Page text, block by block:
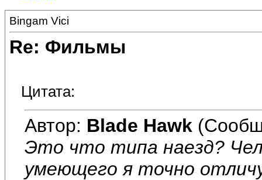
Bingam Vici
Re: Фильмы
Цитата:
Автор: Blade Hawk
Это что типа наезд?
умеющего я точно